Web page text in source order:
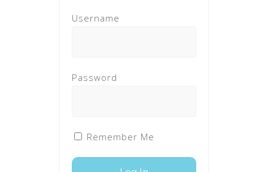
Username
Password
Remember Me